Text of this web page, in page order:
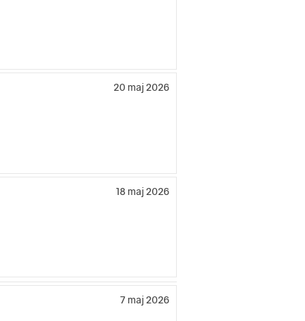
20 maj 2026
18 maj 2026
7 maj 2026